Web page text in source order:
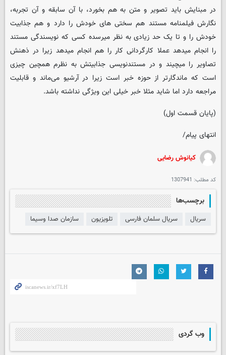
در مبنایش باید تصویر و متن به هم بخورد، با آن سابقه و آن تجربه،
نگارش فیلمنامه مستند هم سختی های خودش را دارد و هم جذابیت
خودش را و تا یک حد زیادی به نظر میرسده کسی که نویسندگی مستند
را انجام میدهد عملا کارگردانی کار را هم انجام میدهد زیرا در ذهنش
تصاویر را میچیند و در مستندنویسی جذابیتش به نظرم همچین چیزی
است که ماندگارتر از حوزه خبر است زیرا در آرشیو می‌ماند و قابلیت
مراجعه دارد اما شاید مثلا خبر خیلی این ویژگی نداشته باشد.
(پایان قسمت اول)
انتهای پیام/
کیانوش رضایی
کد مطلب: 1307941
برچسب‌ها
سریال سریال سلمان فارسی تلویزیون سازمان صدا وسیما
وب گردی